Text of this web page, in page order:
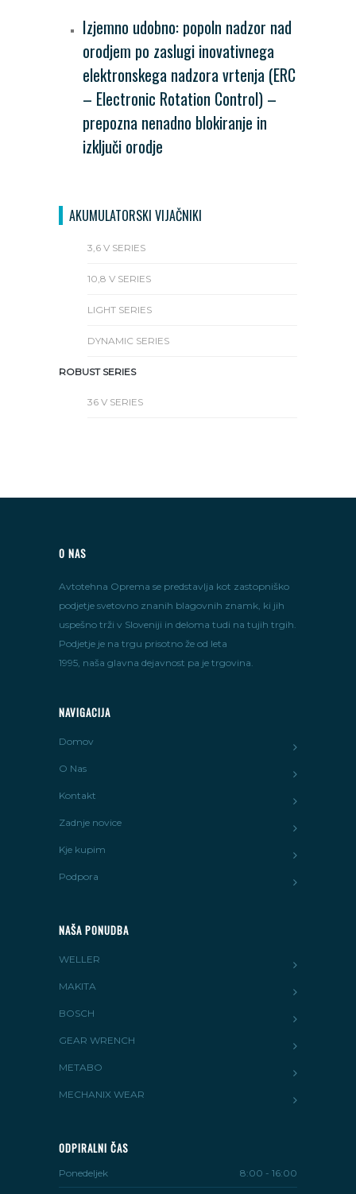
Izjemno udobno: popoln nadzor nad
orodjem po zaslugi inovativnega
elektronskega nadzora vrtenja (ERC
– Electronic Rotation Control) –
prepozna nenadno blokiranje in
izključi orodje
AKUMULATORSKI VIJAČNIKI
3,6 V SERIES
10,8 V SERIES
LIGHT SERIES
DYNAMIC SERIES
ROBUST SERIES
36 V SERIES
O NAS
Avtotehna Oprema se predstavlja kot zastopniško
podjetje svetovno znanih blagovnih znamk, ki jih
uspešno trži v Sloveniji in deloma tudi na tujih trgih.
Podjetje je na trgu prisotno že od leta
1995, naša glavna dejavnost pa je trgovina.
NAVIGACIJA
Domov
O Nas
Kontakt
Zadnje novice
Kje kupim
Podpora
NAŠA PONUDBA
WELLER
MAKITA
BOSCH
GEAR WRENCH
METABO
MECHANIX WEAR
ODPIRALNI ČAS
Ponedeljek 8:00 - 16:00